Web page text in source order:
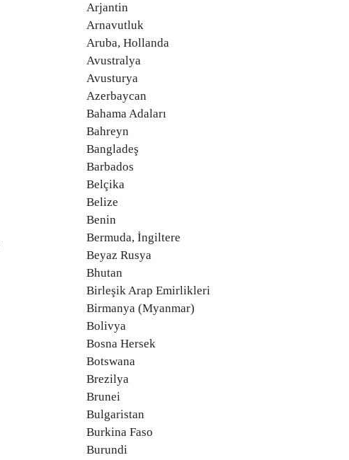
Arjantin
Arnavutluk
Aruba, Hollanda
Avustralya
Avusturya
Azerbaycan
Bahama Adaları
Bahreyn
Bangladeş
Barbados
Belçika
Belize
Benin
Bermuda, İngiltere
Beyaz Rusya
Bhutan
Birleşik Arap Emirlikleri
Birmanya (Myanmar)
Bolivya
Bosna Hersek
Botswana
Brezilya
Brunei
Bulgaristan
Burkina Faso
Burundi